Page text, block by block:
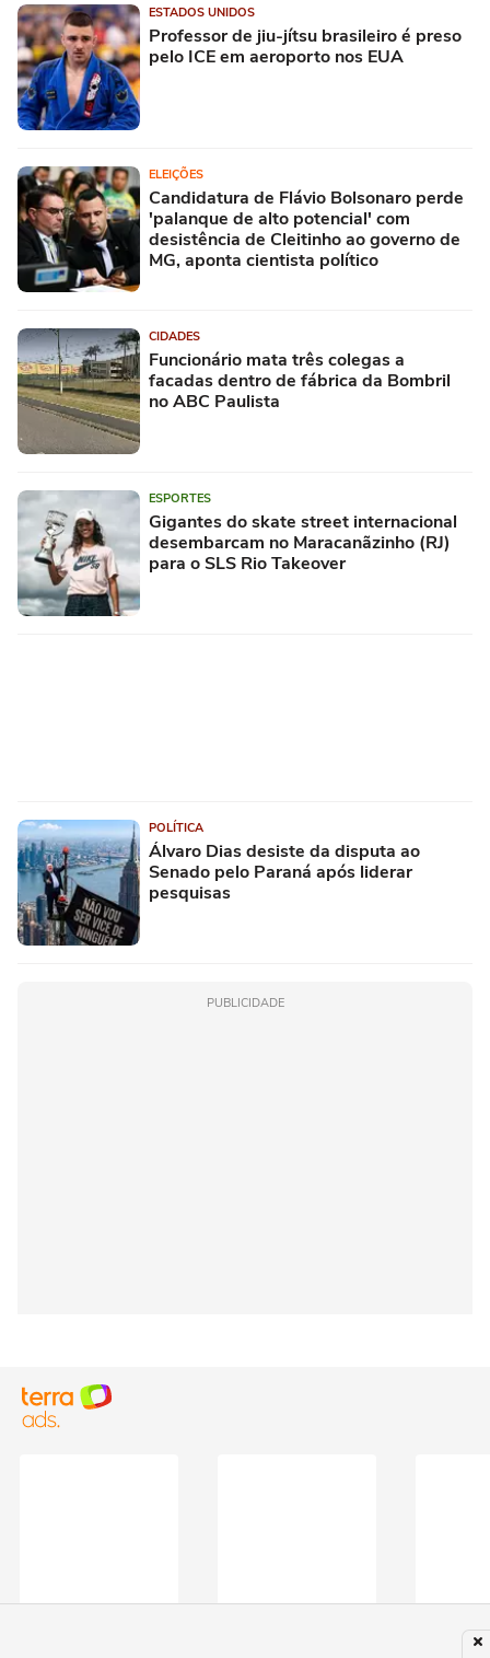
ESTADOS UNIDOS
Professor de jiu-jítsu brasileiro é preso
pelo ICE em aeroporto nos EUA
ELEIÇÕES
Candidatura de Flávio Bolsonaro perde
'palanque de alto potencial' com
desistência de Cleitinho ao governo de
MG, aponta cientista político
CIDADES
Funcionário mata três colegas a
facadas dentro de fábrica da Bombril
no ABC Paulista
ESPORTES
Gigantes do skate street internacional
desembarcam no Maracanãzinho (RJ)
para o SLS Rio Takeover
POLÍTICA
Álvaro Dias desiste da disputa ao
Senado pelo Paraná após liderar
pesquisas
PUBLICIDADE